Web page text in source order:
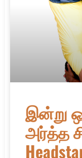
இன்று
அர்த்த